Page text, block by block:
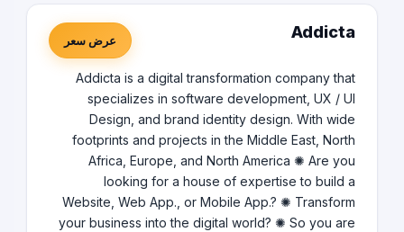
Addicta عرض سعر
Addicta is a digital transformation company that
specializes in software development, UX / UI
Design, and brand identity design. With wide
footprints and projects in the Middle East, North
Africa, Europe, and North America ✺ Are you
looking for a house of expertise to build a
Website, Web App., or Mobile App.? ✺ Transform
your business into the digital world? ✺ So you are